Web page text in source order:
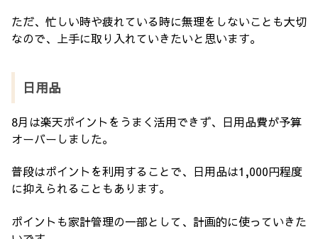
ただ、忙しい時や疲れている時に無理をしないことも大切
なので、上手に取り入れていきたいと思います。
日用品
8月は楽天ポイントをうまく活用できず、日用品費が予算
オーバーしました。
普段はポイントを利用することで、日用品は1,000円程度
に抑えられることもあります。
ポイントも家計管理の一部として、計画的に使っていきた